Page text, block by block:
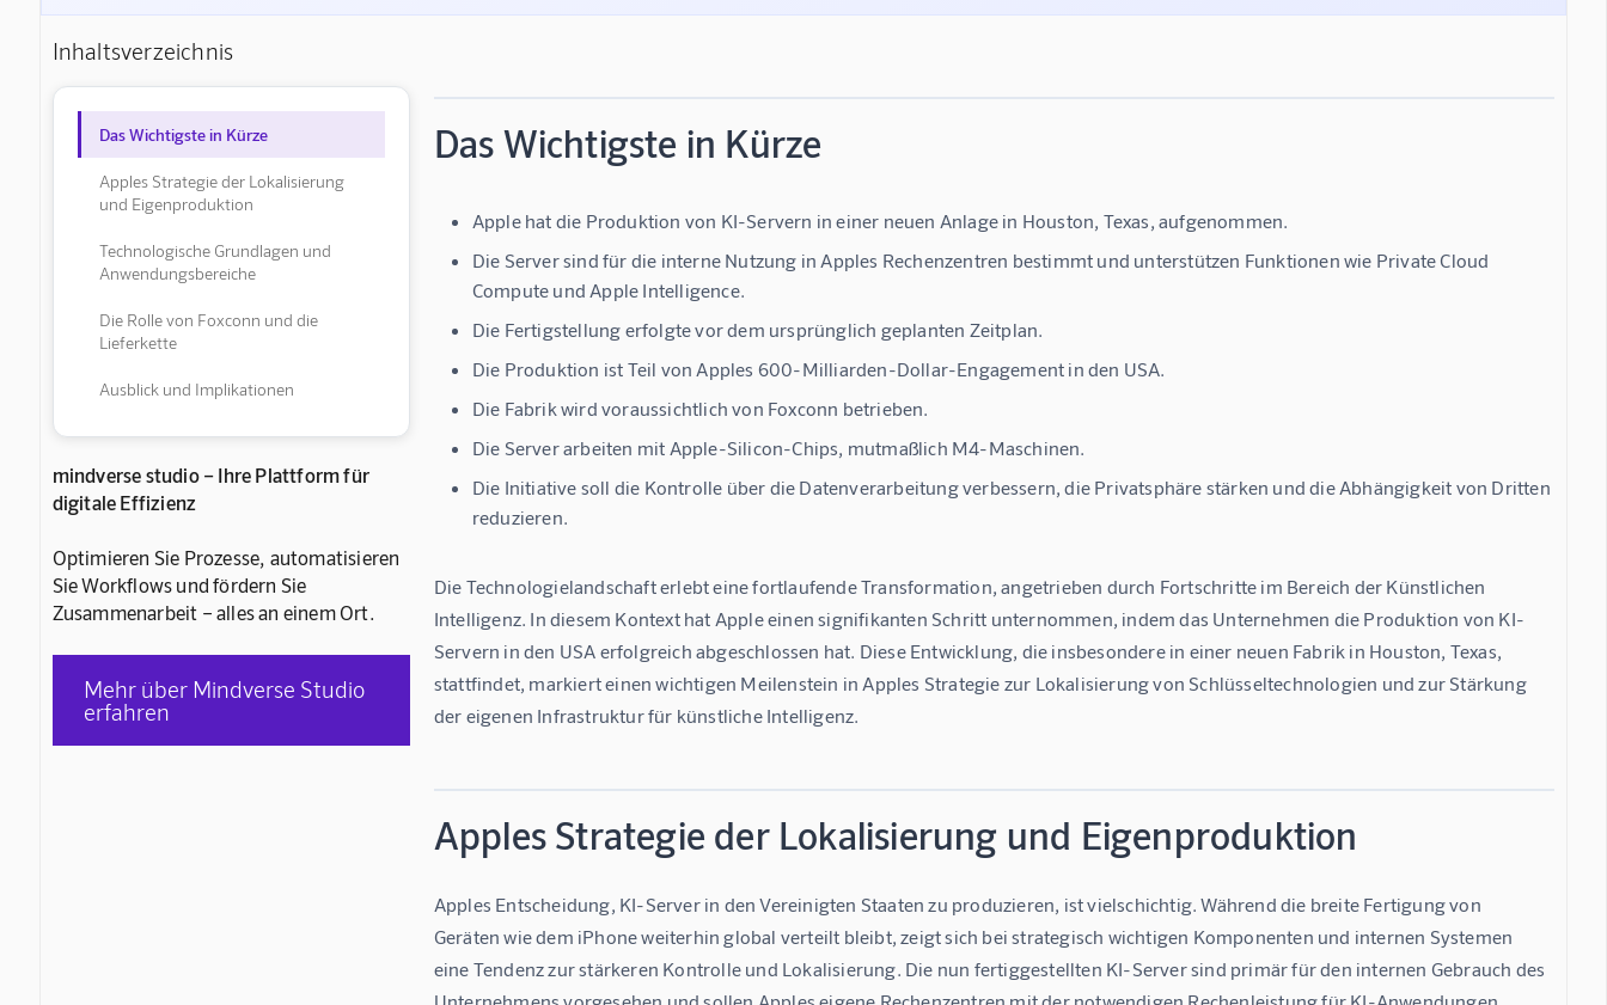
Inhaltsverzeichnis
Das Wichtigste in Kürze
Apples Strategie der Lokalisierung
und Eigenproduktion
Technologische Grundlagen und
Anwendungsbereiche
Die Rolle von Foxconn und die
Lieferkette
Ausblick und Implikationen
mindverse studio – Ihre Plattform für
digitale Effizienz
Optimieren Sie Prozesse, automatisieren
Sie Workflows und fördern Sie
Zusammenarbeit – alles an einem Ort.
Mehr über Mindverse Studio
erfahren
Das Wichtigste in Kürze
Apple hat die Produktion von KI-Servern in einer neuen Anlage in Houston, Texas, aufgenommen.
Die Server sind für die interne Nutzung in Apples Rechenzentren bestimmt und unterstützen Funktionen wie Private Cloud
Compute und Apple Intelligence.
Die Fertigstellung erfolgte vor dem ursprünglich geplanten Zeitplan.
Die Produktion ist Teil von Apples 600-Milliarden-Dollar-Engagement in den USA.
Die Fabrik wird voraussichtlich von Foxconn betrieben.
Die Server arbeiten mit Apple-Silicon-Chips, mutmaßlich M4-Maschinen.
Die Initiative soll die Kontrolle über die Datenverarbeitung verbessern, die Privatsphäre stärken und die Abhängigkeit von Dritten
reduzieren.
Die Technologielandschaft erlebt eine fortlaufende Transformation, angetrieben durch Fortschritte im Bereich der Künstlichen
Intelligenz. In diesem Kontext hat Apple einen signifikanten Schritt unternommen, indem das Unternehmen die Produktion von KI-
Servern in den USA erfolgreich abgeschlossen hat. Diese Entwicklung, die insbesondere in einer neuen Fabrik in Houston, Texas,
stattfindet, markiert einen wichtigen Meilenstein in Apples Strategie zur Lokalisierung von Schlüsseltechnologien und zur Stärkung
der eigenen Infrastruktur für künstliche Intelligenz.
Apples Strategie der Lokalisierung und Eigenproduktion
Apples Entscheidung, KI-Server in den Vereinigten Staaten zu produzieren, ist vielschichtig. Während die breite Fertigung von
Geräten wie dem iPhone weiterhin global verteilt bleibt, zeigt sich bei strategisch wichtigen Komponenten und internen Systemen
eine Tendenz zur stärkeren Kontrolle und Lokalisierung. Die nun fertiggestellten KI-Server sind primär für den internen Gebrauch des